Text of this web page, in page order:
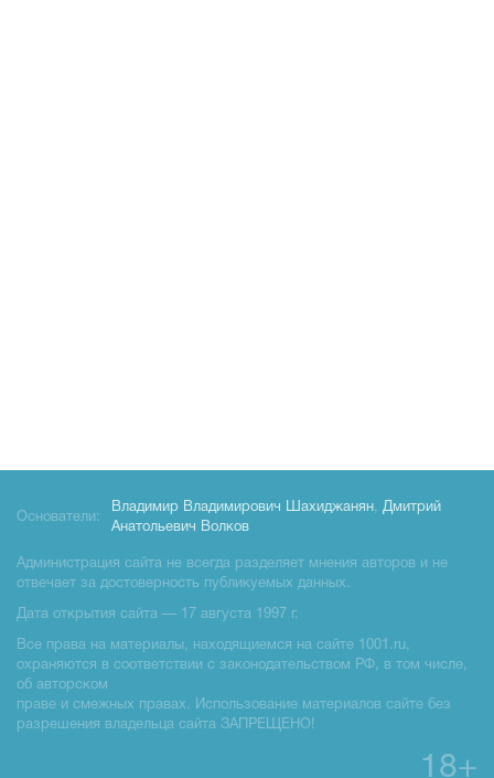
Основатели:
Владимир Владимирович Шахиджанян, Дмитрий
Анатольевич Волков
Администрация сайта не всегда разделяет мнения авторов и не
отвечает за достоверность публикуемых данных.
Дата открытия сайта — 17 августа 1997 г.
Все права на материалы, находящиемся на сайте 1001.ru,
охраняются в соответствии с законодательством РФ, в том числе,
об авторском
праве и смежных правах. Использование материалов сайте без
разрешения владельца сайта ЗАПРЕЩЕНО!
18+